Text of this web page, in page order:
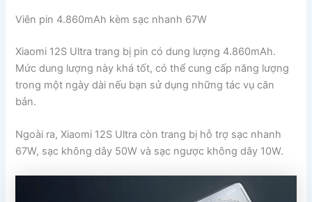
Viên pin 4.860mAh kèm sạc nhanh 67W
Xiaomi 12S Ultra trang bị pin có dung lượng 4.860mAh.
Mức dung lượng này khá tốt, có thể cung cấp năng lượng
trong một ngày dài nếu bạn sử dụng những tác vụ căn
bản.
Ngoài ra, Xiaomi 12S Ultra còn trang bị hỗ trợ sạc nhanh
67W, sạc không dây 50W và sạc ngược không dây 10W.